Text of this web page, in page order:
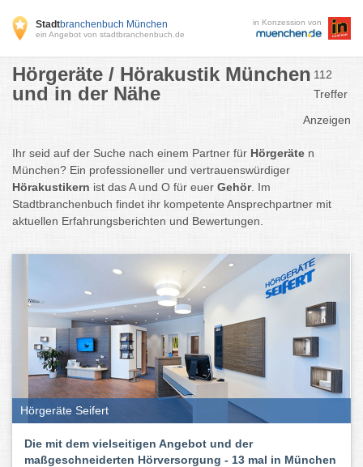
Stadtbranchenbuch München
ein Angebot von stadtbranchenbuch.de
in Konzession von
Hörgeräte / Hörakustik München
und in der Nähe
112
Treffer
Anzeigen
Ihr seid auf der Suche nach einem Partner für Hörgeräte n
München? Ein professioneller und vertrauenswürdiger
Hörakustikern ist das A und O für euer Gehör. Im
Stadtbranchenbuch findet ihr kompetente Ansprechpartner mit
aktuellen Erfahrungsberichten und Bewertungen.
Hörgeräte Seifert
Die mit dem vielseitigen Angebot und der
maßgeschneiderten Hörversorgung - 13 mal in München